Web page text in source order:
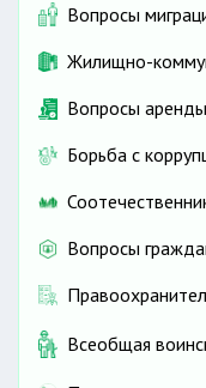
Вопросы
Жилищно-
Вопросы
Борьба с
Вопросы
Всеобщая